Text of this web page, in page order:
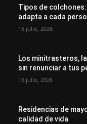
Tipos de
adapta a cada
16 julio, 2026
Los minitrasteros,
sin renunciar a tus
16 julio, 2026
Residencias de
calidad de vida